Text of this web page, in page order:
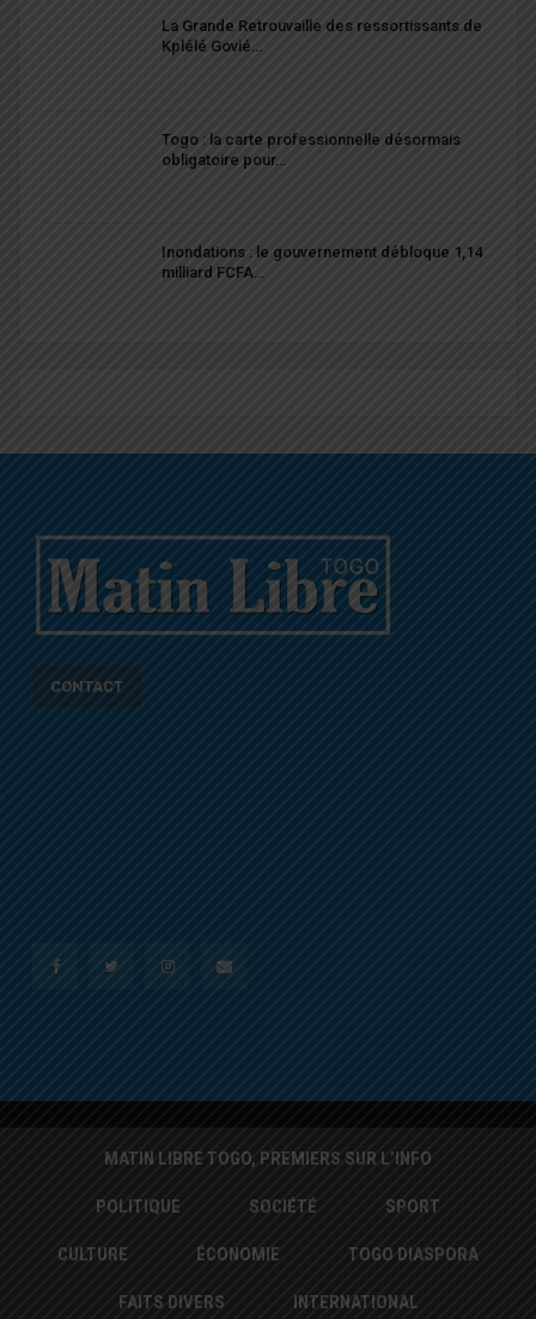
La Grande Retrouvaille des ressortissants de
Kplélé Govié…
Togo : la carte professionnelle désormais
obligatoire pour…
Inondations : le gouvernement débloque 1,14
milliard FCFA…
CONTACT
MATIN LIBRE TOGO, PREMIERS SUR L’INFO
POLITIQUE SOCIÉTÉ SPORT
CULTURE ÉCONOMIE TOGO DIASPORA
FAITS DIVERS INTERNATIONAL